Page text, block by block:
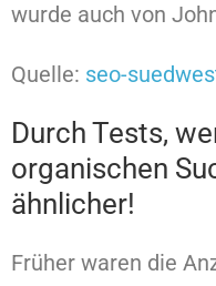
wurde auch von
Quelle: seo-
Durch Tests,
organischen
ähnlicher!
Früher waren die